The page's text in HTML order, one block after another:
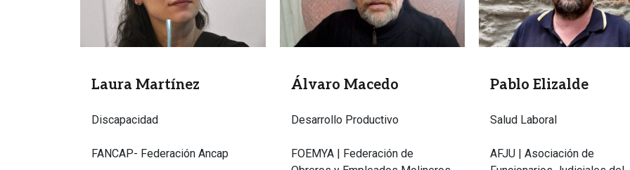
Laura Martínez
Discapacidad
FANCAP- Federación Ancap
Álvaro Macedo
Desarrollo Productivo
FOEMYA | Federación de
Pablo Elizalde
Salud Laboral
AFJU | Asociación de